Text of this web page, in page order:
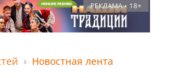
РЕКЛАМА • 18+
Новостная лента